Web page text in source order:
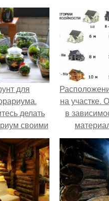
для
делать
своими
на участке.
в